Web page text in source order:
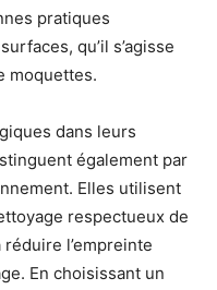
pratiques
qu’il s’agisse
moquettes.
dans leurs
également par
Elles utilisent
respectueux de
l’empreinte
En choisissant un